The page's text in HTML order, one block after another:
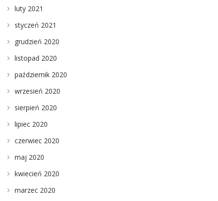
luty 2021
styczeń 2021
grudzień 2020
listopad 2020
październik 2020
wrzesień 2020
sierpień 2020
lipiec 2020
czerwiec 2020
maj 2020
kwiecień 2020
marzec 2020